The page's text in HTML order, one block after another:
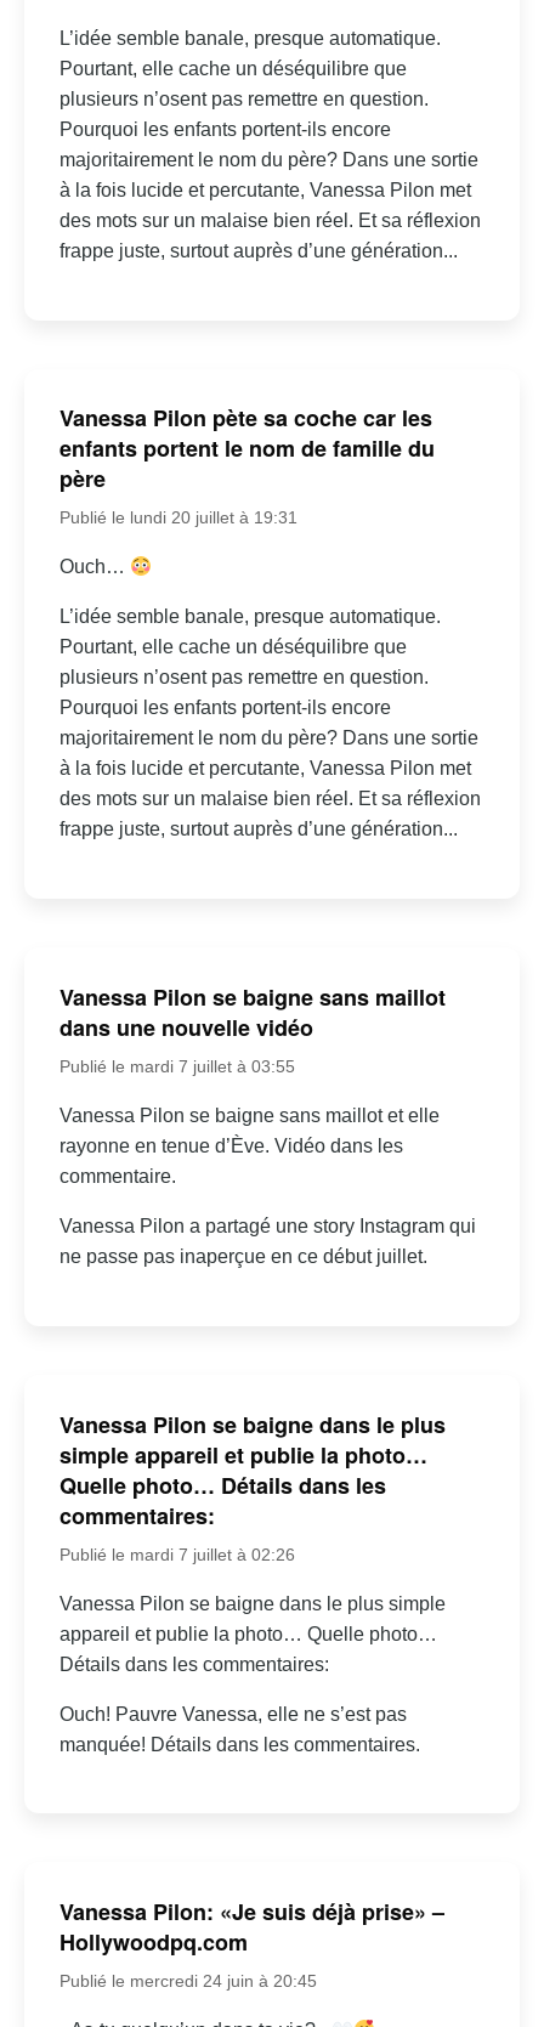
L’idée semble banale, presque automatique.
Pourtant, elle cache un déséquilibre que
plusieurs n’osent pas remettre en question.
Pourquoi les enfants portent-ils encore
majoritairement le nom du père? Dans une sortie
à la fois lucide et percutante, Vanessa Pilon met
des mots sur un malaise bien réel. Et sa réflexion
frappe juste, surtout auprès d’une génération...
Vanessa Pilon pète sa coche car les
enfants portent le nom de famille du
père
Publié le lundi 20 juillet à 19:31
Ouch…
L’idée semble banale, presque automatique.
Pourtant, elle cache un déséquilibre que
plusieurs n’osent pas remettre en question.
Pourquoi les enfants portent-ils encore
majoritairement le nom du père? Dans une sortie
à la fois lucide et percutante, Vanessa Pilon met
des mots sur un malaise bien réel. Et sa réflexion
frappe juste, surtout auprès d’une génération...
Vanessa Pilon se baigne sans maillot
dans une nouvelle vidéo
Publié le mardi 7 juillet à 03:55
Vanessa Pilon se baigne sans maillot et elle
rayonne en tenue d’Ève. Vidéo dans les
commentaire.
Vanessa Pilon a partagé une story Instagram qui
ne passe pas inaperçue en ce début juillet.
Vanessa Pilon se baigne dans le plus
simple appareil et publie la photo…
Quelle photo… Détails dans les
commentaires:
Publié le mardi 7 juillet à 02:26
Vanessa Pilon se baigne dans le plus simple
appareil et publie la photo… Quelle photo…
Détails dans les commentaires:
Ouch! Pauvre Vanessa, elle ne s’est pas
manquée! Détails dans les commentaires.
Vanessa Pilon: «Je suis déjà prise» –
Hollywoodpq.com
Publié le mercredi 24 juin à 20:45